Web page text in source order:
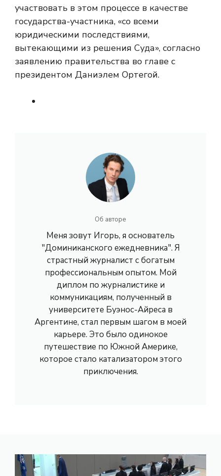
участвовать в этом процессе в качестве
государства-участника, «со всеми
юридическими последствиями,
вытекающими из решения Суда», согласно
заявлению правительства во главе с
президентом Даниэлем Ортегой.
Об авторе
Меня зовут Игорь, я основатель
"Доминиканского ежедневника". Я
страстный журналист с богатым
профессиональным опытом. Мой
диплом по журналистике и
коммуникациям, полученный в
университете Буэнос-Айреса в
Аргентине, стал первым шагом в моей
карьере. Это было одинокое
путешествие по Южной Америке,
которое стало катализатором этого
приключения.